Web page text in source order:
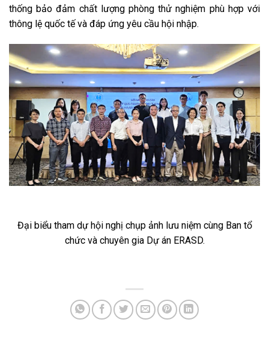
thống bảo đảm chất lượng phòng thử nghiệm phù hợp với
thông lệ quốc tế và đáp ứng yêu cầu hội nhập.
Đại biểu tham dự hội nghị chụp ảnh lưu niệm cùng Ban tổ
chức và chuyên gia Dự án ERASD.